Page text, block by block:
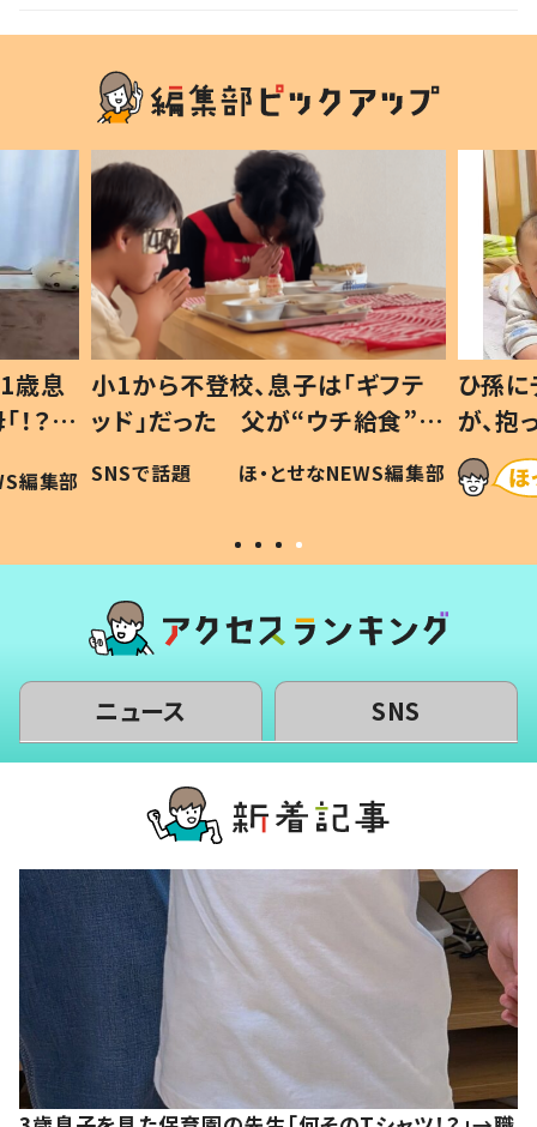
歳息
？」
編集部
小1から不登校、息子は「ギフテ
ッド」だった 父が“ウチ給食”を
作り続ける理由とは #令和の親
#令和の子
SNSで話題 ほ・とせなNEWS編集部
ひ孫
が、
「涙が
い」
ニュース SNS